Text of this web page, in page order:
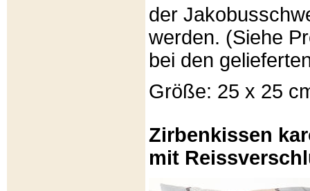
der
werden. (Siehe
bei den
Größe: 25 x 25
Zirbenkissen
mit